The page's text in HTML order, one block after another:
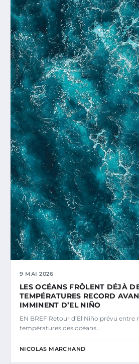
9 MAI 2026
LES OCÉANS FRÔLENT DÉJÀ
TEMPÉRATURES RECORD
IMMINENT D’EL NIÑO
EN BREF Retour d’El Niño prévu entre
températures des océans…
NICOLAS MARCHAND